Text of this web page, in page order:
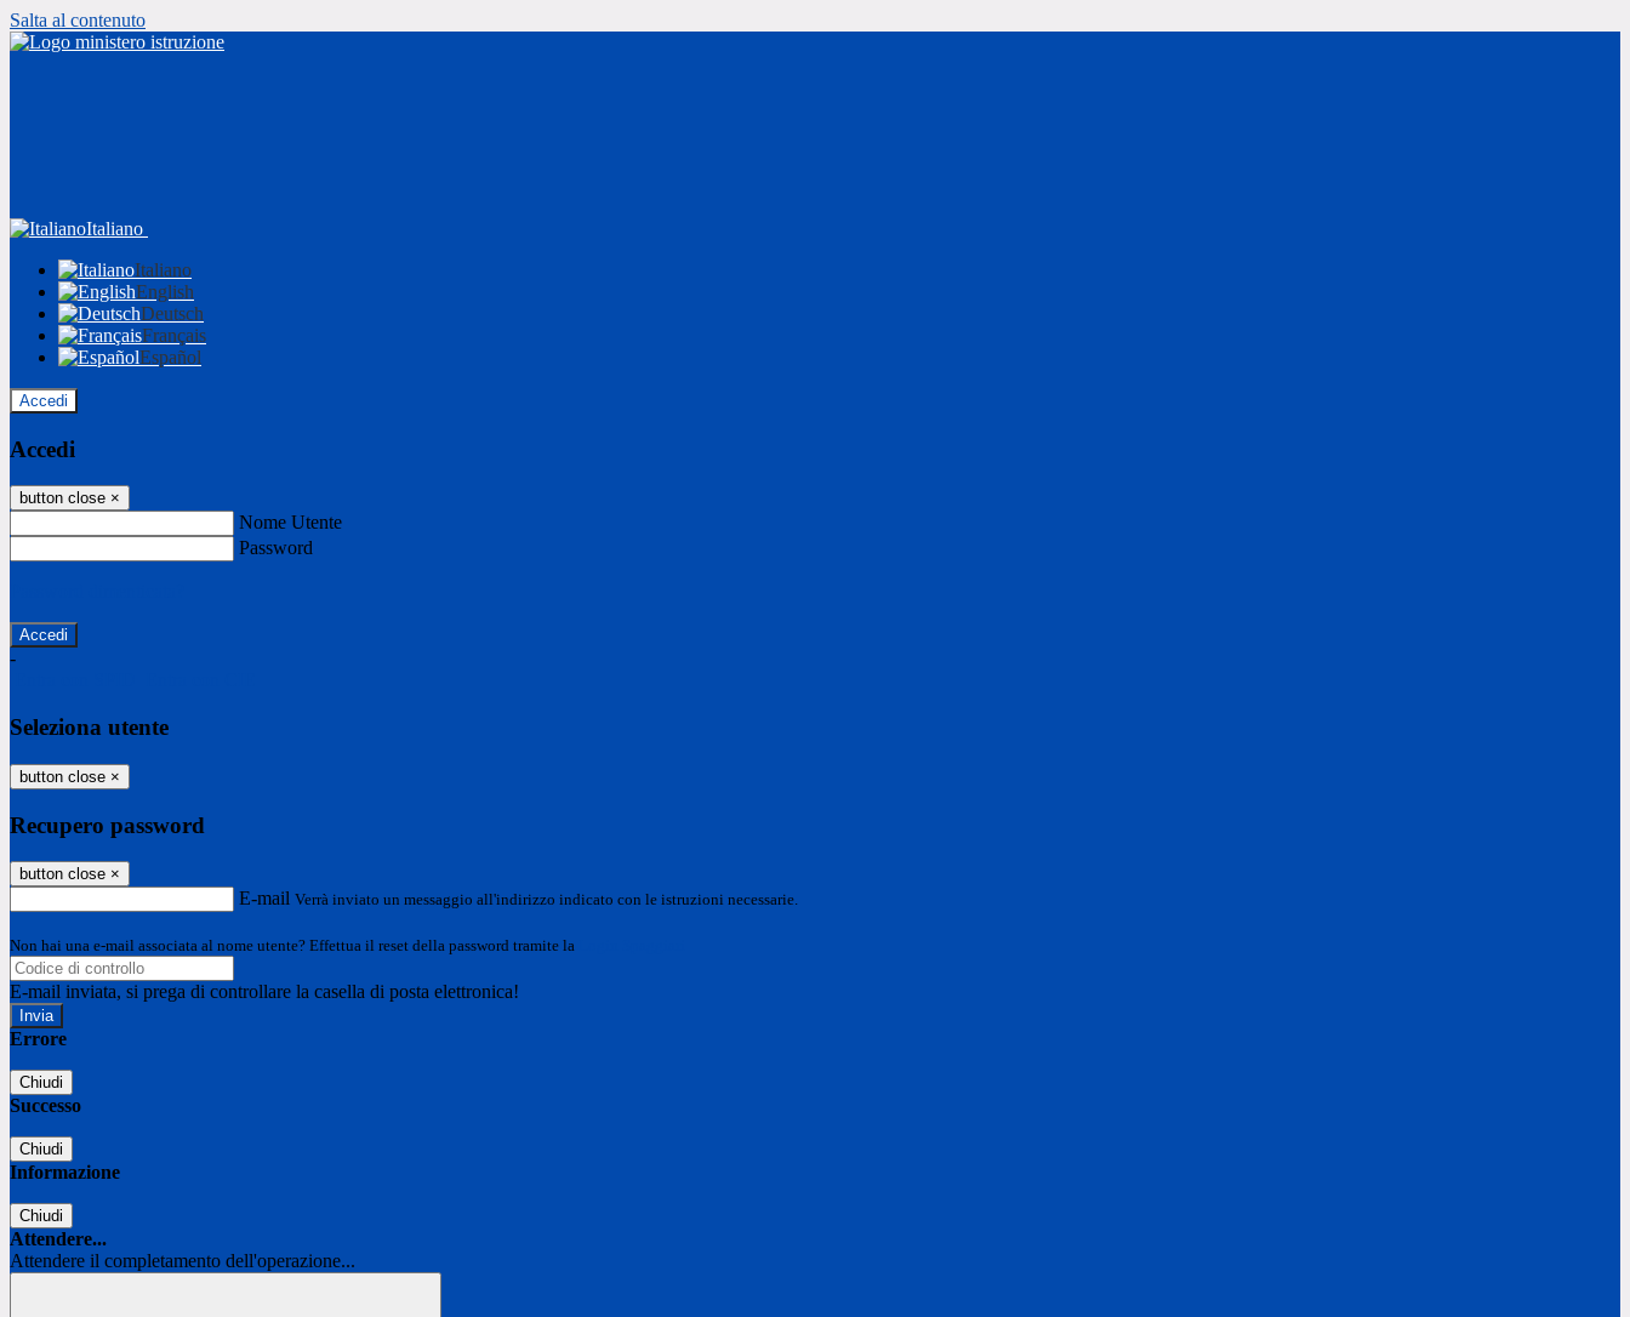
Salta al contenuto
Italiano
Italiano
English
Deutsch
Français
Español
Accedi
Accedi
button close ×
Nome Utente
Password
-
Seleziona utente
button close ×
Recupero password
button close ×
E-mail Verrà inviato un messaggio all'indirizzo indicato con le istruzioni necessarie.
Non hai una e-mail associata al nome utente? Effettua il reset della password tramite la
E-mail inviata, si prega di controllare la casella di posta elettronica!
Errore
Chiudi
Successo
Chiudi
Informazione
Chiudi
Attendere...
Attendere il completamento dell'operazione...